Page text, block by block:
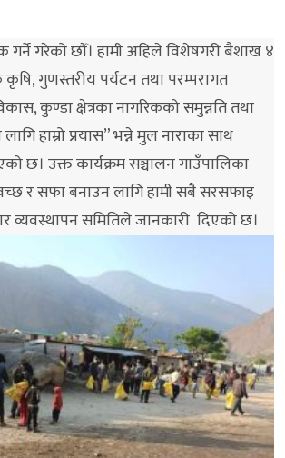
गरेको छौँ। हामी अहिले विशेषगरी बैशाख ४
गुणस्तरीय पर्यटन तथा परम्परागत
कुण्डा क्षेत्रका नागरिकको समुन्नति तथा
हाम्रो प्रयास” भन्ने मुल नाराका साथ
छ। उक्त कार्यक्रम सञ्चालन गाउँपालिका
र सफा बनाउन लागि हामी सबै सरसफाइ
व्यवस्थापन समितिले जानकारी दिएको छ।